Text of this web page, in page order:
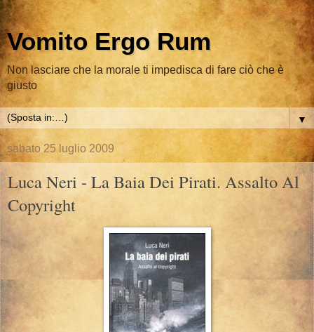
Vomito Ergo Rum
Non lasciare che la morale ti impedisca di fare ciò che è
giusto
▼
sabato 25 luglio 2009
Luca Neri - La Baia Dei Pirati. Assalto Al
Copyright